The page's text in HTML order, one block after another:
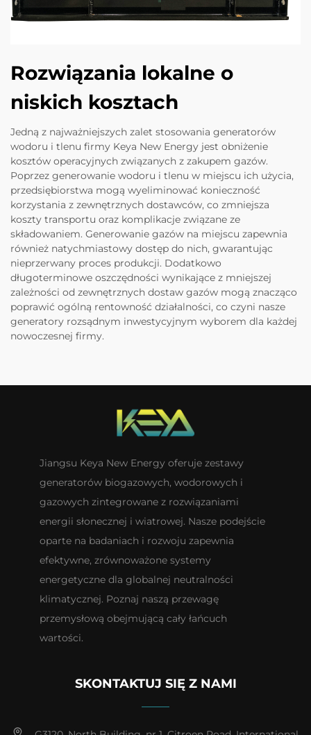
Rozwiązania lokalne o
niskich kosztach
Jedną z najważniejszych zalet stosowania generatorów
wodoru i tlenu firmy Keya New Energy jest obniżenie
kosztów operacyjnych związanych z zakupem gazów.
Poprzez generowanie wodoru i tlenu w miejscu ich użycia,
przedsiębiorstwa mogą wyeliminować konieczność
korzystania z zewnętrznych dostawców, co zmniejsza
koszty transportu oraz komplikacje związane ze
składowaniem. Generowanie gazów na miejscu zapewnia
również natychmiastowy dostęp do nich, gwarantując
nieprzerwany proces produkcji. Dodatkowo
długoterminowe oszczędności wynikające z mniejszej
zależności od zewnętrznych dostaw gazów mogą znacząco
poprawić ogólną rentowność działalności, co czyni nasze
generatory rozsądnym inwestycyjnym wyborem dla każdej
nowoczesnej firmy.
Jiangsu Keya New Energy oferuje zestawy
generatorów biogazowych, wodorowych i
gazowych zintegrowane z rozwiązaniami
energii słonecznej i wiatrowej. Nasze podejście
oparte na badaniach i rozwoju zapewnia
efektywne, zrównoważone systemy
energetyczne dla globalnej neutralności
klimatycznej. Poznaj naszą przewagę
przemysłową obejmującą cały łańcuch
wartości.
SKONTAKTUJ SIĘ Z NAMI